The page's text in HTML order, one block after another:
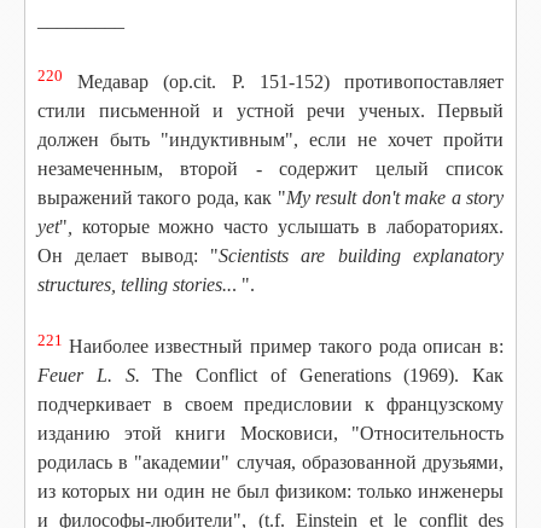
220
Медавар (op.cit. P. 151-152) противопоставляет
стили письменной и устной речи ученых. Первый
должен быть "индуктивным", если не хочет пройти
незамеченным, второй - содержит целый список
выражений такого рода, как "My result don't make a story
yet"
которые можно часто услышать в лабораториях.
Он делает вывод: "Scientists are building explanatory
structures, telling stories... ".
221 Наиболее известный пример такого рода описан в:
Feuer L. S.The Conflict of Generations (1969). Как
подчеркивает в своем предисловии к французскому
изданию этой книги Московиси, "Относительность
родилась в "академии" случая, образованной друзьями,
из которых ни один не был физиком: только инженеры
и философы-любители", (t.f. Einstein et le conflit des